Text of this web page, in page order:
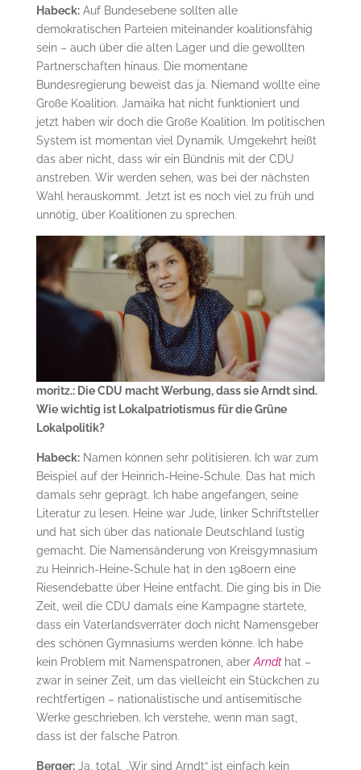
Habeck:Auf Bundesebene sollten alle
demokratischen Parteien miteinander koalitionsfähig
sein – auch über die alten Lager und die gewollten
Partnerschaften hinaus. Die momentane
Bundesregierung beweist das ja. Niemand wollte eine
Große Koalition. Jamaika hat nicht funktioniert und
jetzt haben wir doch die Große Koalition. Im politischen
System ist momentan viel Dynamik. Umgekehrt heißt
das aber nicht, dass wir ein Bündnis mit der CDU
anstreben. Wir werden sehen, was bei der nächsten
Wahl herauskommt. Jetzt ist es noch viel zu früh und
unnötig, über Koalitionen zu sprechen.
moritz.: Die CDU macht Werbung, dass sie Arndt sind.
Wie wichtig ist Lokalpatriotismus für die Grüne
Lokalpolitik?
Habeck:Namen können sehr politisieren. Ich war zum
Beispiel auf der Heinrich-Heine-Schule. Das hat mich
damals sehr geprägt. Ich habe angefangen, seine
Literatur zu lesen. Heine war Jude, linker Schriftsteller
und hat sich über das nationale Deutschland lustig
gemacht. Die Namensänderung von Kreisgymnasium
zu Heinrich-Heine-Schule hat in den 1980ern eine
Riesendebatte über Heine entfacht. Die ging bis in Die
Zeit, weil die CDU damals eine Kampagne startete,
dass ein Vaterlandsverräter doch nicht Namensgeber
des schönen Gymnasiums werden könne. Ich habe
kein Problem mit Namenspatronen, aberArndt hat –
zwar in seiner Zeit, um das vielleicht ein Stückchen zu
rechtfertigen – nationalistische und antisemitische
Werke geschrieben. Ich verstehe, wenn man sagt,
dass ist der falsche Patron.
Berger:Ja, total. „Wir sind Arndt“ ist einfach kein